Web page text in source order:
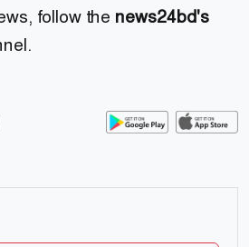
follow the news24bd's